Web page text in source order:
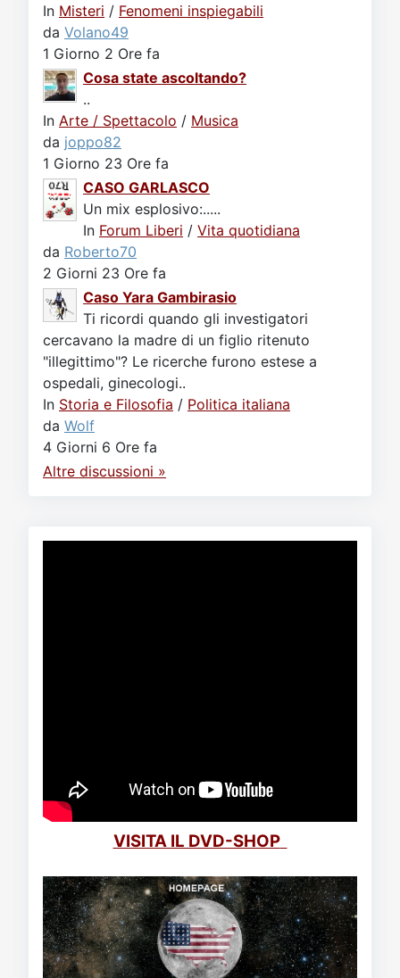
In Misteri / Fenomeni inspiegabili
da Volano49
1 Giorno 2 Ore fa
Cosa state ascoltando?
..
In Arte / Spettacolo / Musica
da joppo82
1 Giorno 23 Ore fa
CASO GARLASCO
Un mix esplosivo:.....
In Forum Liberi / Vita quotidiana
da Roberto70
2 Giorni 23 Ore fa
Caso Yara Gambirasio
Ti ricordi quando gli investigatori
cercavano la madre di un figlio ritenuto
"illegittimo"? Le ricerche furono estese a
ospedali, ginecologi..
In Storia e Filosofia / Politica italiana
da Wolf
4 Giorni 6 Ore fa
Altre discussioni »
VISITA IL DVD-SHOP